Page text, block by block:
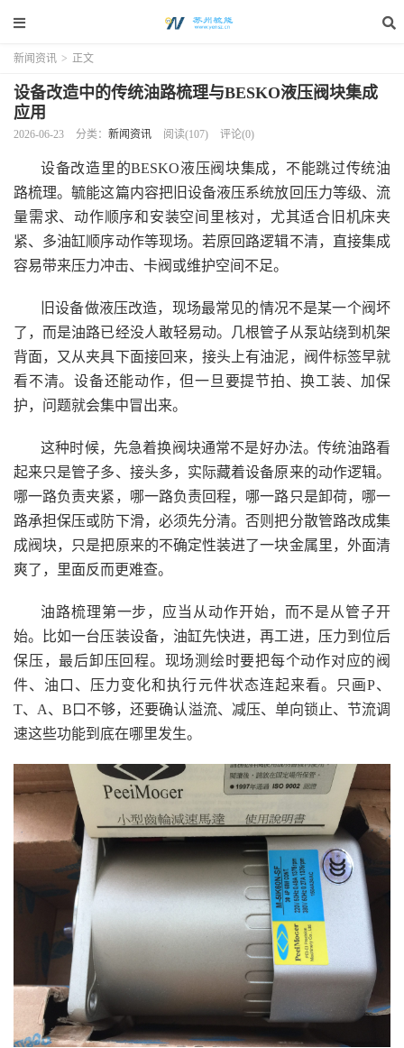
新闻资讯 > 正文
设备改造中的传统油路梳理与BESKO液压阀块集成
应用
2026-06-23 分类： 新闻资讯 阅读(107) 评论(0)
设备改造里的BESKO液压阀块集成，不能跳过传统油
路梳理。毓能这篇内容把旧设备液压系统放回压力等级、流
量需求、动作顺序和安装空间里核对，尤其适合旧机床夹
紧、多油缸顺序动作等现场。若原回路逻辑不清，直接集成
容易带来压力冲击、卡阀或维护空间不足。
旧设备做液压改造，现场最常见的情况不是某一个阀坏
了，而是油路已经没人敢轻易动。几根管子从泵站绕到机架
背面，又从夹具下面接回来，接头上有油泥，阀件标签早就
看不清。设备还能动作，但一旦要提节拍、换工装、加保
护，问题就会集中冒出来。
这种时候，先急着换阀块通常不是好办法。传统油路看
起来只是管子多、接头多，实际藏着设备原来的动作逻辑。
哪一路负责夹紧，哪一路负责回程，哪一路只是卸荷，哪一
路承担保压或防下滑，必须先分清。否则把分散管路改成集
成阀块，只是把原来的不确定性装进了一块金属里，外面清
爽了，里面反而更难查。
油路梳理第一步，应当从动作开始，而不是从管子开
始。比如一台压装设备，油缸先快进，再工进，压力到位后
保压，最后卸压回程。现场测绘时要把每个动作对应的阀
件、油口、压力变化和执行元件状态连起来看。只画P、
T、A、B口不够，还要确认溢流、减压、单向锁止、节流调
速这些功能到底在哪里发生。